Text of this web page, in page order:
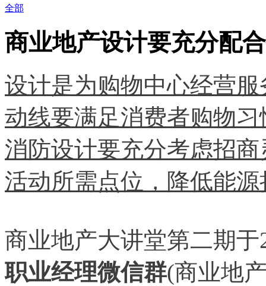
全部
商业地产设计要充分配
设计是为购物中心经营
动线要满足消费者购物
消防设计要充分考虑招
活动所需点位，降低能
商业地产大讲堂第二期于
职业经理微信群(商业地